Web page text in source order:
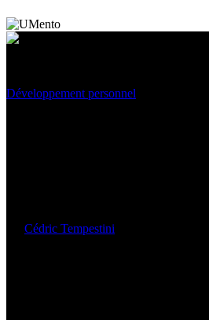
Développement personnel
Cédric Tempestini